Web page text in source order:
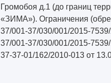
Громобоя д.1 (до границ
«ЗИМА»). Ограничения
37/001-37/030/001/2015-
37/001-37/030/001/2015-
37-37-01/162/2010-013 от